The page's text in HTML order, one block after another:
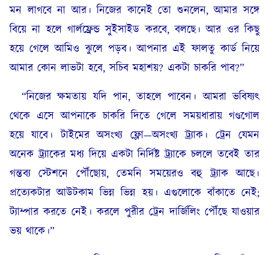
মন লাগবে না আর। নিজের কানেই তো শুনলেন, আমার সঙ্গে
বিয়ে না হলে গার্লফ্রেন্ড সুইসাইড করবে, বলছে। আর ওর কিছু
হয়ে গেলে আমিও ঝুলে পড়ব। আপনার এই ফালতু কার্ড নিয়ে
আমার কোন লাভটা হবে, সচিব মহাশয়? একটা চাকরি পাব?”
“নিজের ক্ষমতায় যদি পান, তাহলে পাবেন। আমরা ভবিষ্যৎ
থেকে এসে আপনাকে চাকরি দিতে গেলে সময়ধারায় গণ্ডগোল
হয়ে যাবে। টাইমের অসংখ্য ফ্লো—অসংখ্য ট্র্যাক। ট্রেন যেমন
অনেক ট্র্যাকের মধ্য দিয়ে একটা নির্দিষ্ট ট্র্যাকে চললে তবেই তার
গন্তব্য স্টেশনে পৌঁছোয়, তেমনি সময়েরও বহু ট্র্যাক আছে।
প্রত্যেকটার আউটকাম ভিন্ন ভিন্ন হয়। এগুলোকে বাঁকাতে নেই;
ট্যাম্পার করতে নেই। করলে পুরীর ট্রেন দার্জিলিং পৌঁছে যাওয়ার
ভয় থাকে।”